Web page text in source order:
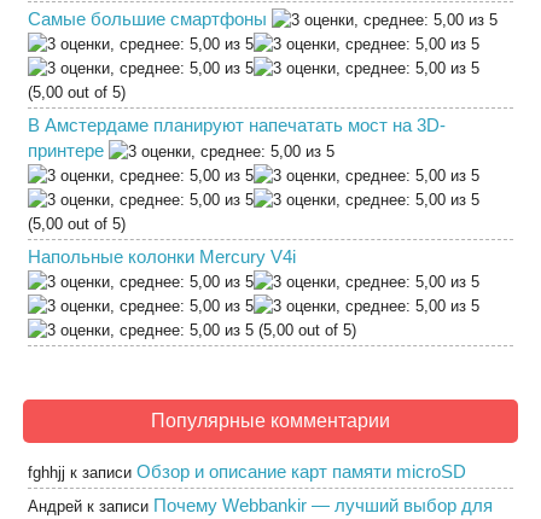
Самые большие смартфоны
(5,00 out of 5)
В Амстердаме планируют напечатать мост на 3D-
принтере
(5,00 out of 5)
Напольные колонки Mercury V4i
(5,00 out of 5)
Популярные комментарии
fghhjj к записи Обзор и описание карт памяти microSD
Андрей к записи Почему Webbankir — лучший выбор для